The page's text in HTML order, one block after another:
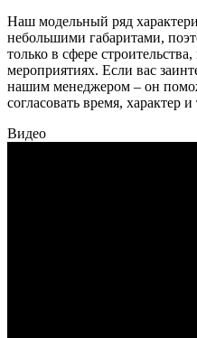
Наш модельный ряд
небольшими габаритами,
только в сфере
мероприятиях. Если вас
нашим менеджером – он
согласовать время, характер
Видео